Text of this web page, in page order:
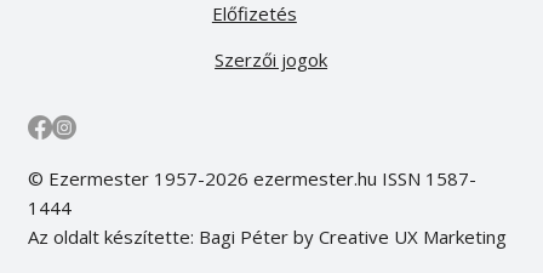
Előfizetés
Szerzői jogok
© Ezermester 1957-2026 ezermester.hu ISSN 1587-
1444
Az oldalt készítette: Bagi Péter by Creative UX Marketing